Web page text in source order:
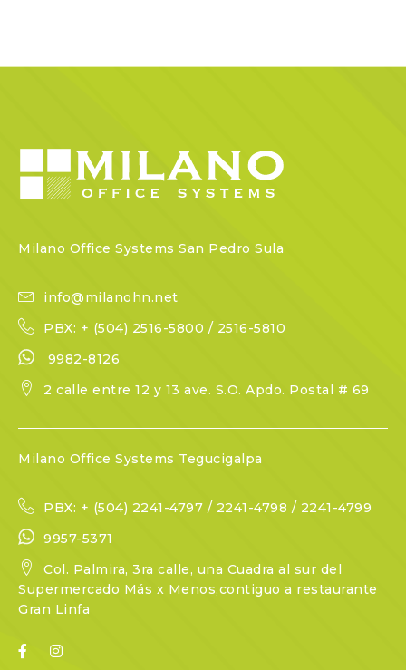
Milano Office Systems San Pedro Sula
info@milanohn.net
PBX: + (504) 2516-5800 / 2516-5810
9982-8126
2 calle entre 12 y 13 ave. S.O. Apdo. Postal # 69
Milano Office Systems Tegucigalpa
PBX: + (504) 2241-4797 / 2241-4798 / 2241-4799
9957-5371
Col. Palmira, 3ra calle, una Cuadra al sur del
Supermercado Más x Menos,contiguo a restaurante
Gran Linfa